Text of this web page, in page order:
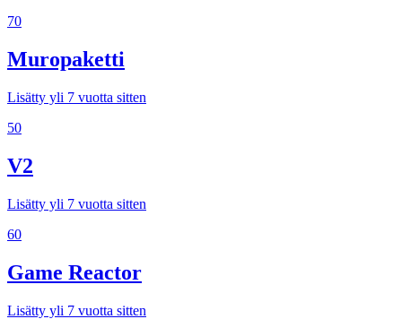
70
Muropaketti
Lisätty yli 7 vuotta sitten
50
V2
Lisätty yli 7 vuotta sitten
60
Game Reactor
Lisätty yli 7 vuotta sitten